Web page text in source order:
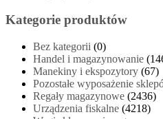
Kategorie produktów
Bez kategorii (0)
Handel i magazynowanie
Manekiny i ekspozytory (67)
Pozostałe wyposażenie
Regały magazynowe (2436)
Urządzenia fiskalne (4218)